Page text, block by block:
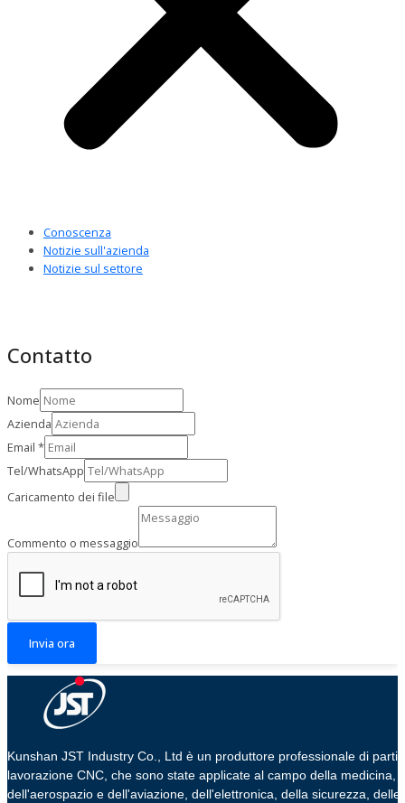
Conoscenza
Notizie sull'azienda
Notizie sul settore
Contatto
Nome
Azienda
Email *
Tel/WhatsApp
Caricamento dei file
Commento o messaggio
Invia ora
Kunshan JST Industry Co., Ltd è un produttore professionale di parti
lavorazione CNC, che sono state applicate al campo della medicina,
dell'aerospazio e dell'aviazione, dell'elettronica, della sicurezza, delle